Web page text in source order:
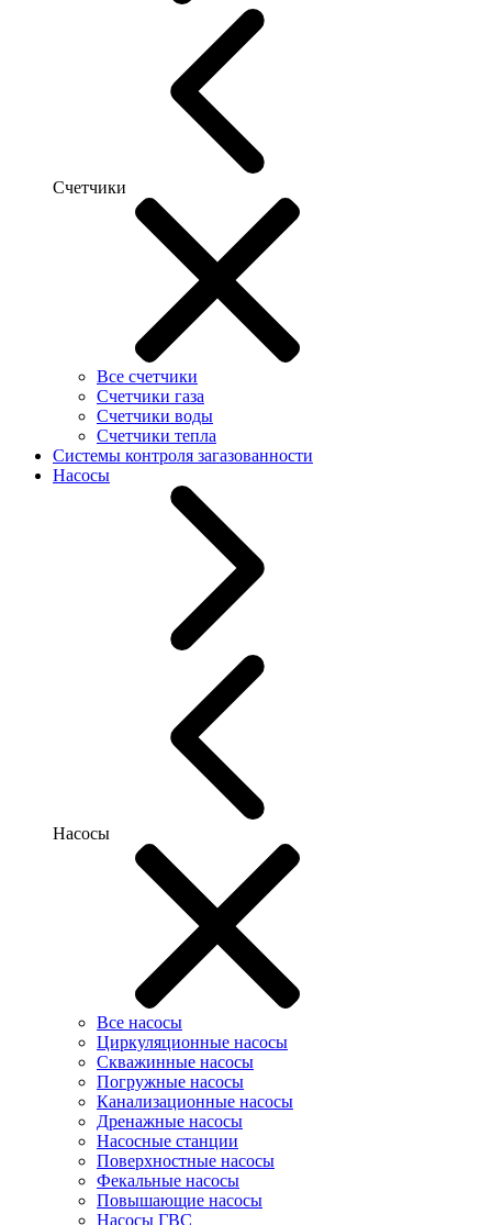
Счетчики
Все счетчики
Счетчики газа
Счетчики воды
Счетчики тепла
Системы контроля загазованности
Насосы
Насосы
Все насосы
Циркуляционные насосы
Скважинные насосы
Погружные насосы
Канализационные насосы
Дренажные насосы
Насосные станции
Поверхностные насосы
Фекальные насосы
Повышающие насосы
Насосы ГВС